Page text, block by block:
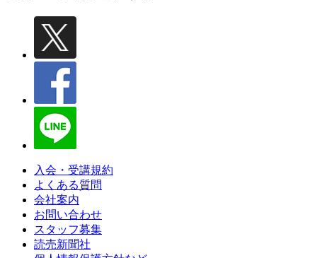
入会・受講規約
よくある質問
会社案内
お問い合わせ
スタッフ募集
読売新聞社